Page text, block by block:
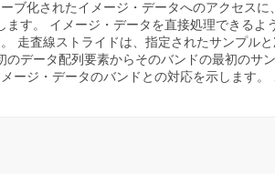
ブ化されたイメージ・データへのアクセスに
す。
イメージ・データを直接処理できるよ
走査線ストライドは、指定されたサンプル
のデータ配列要素からそのバンドの最初のサ
ージ・データのバンドとの対応を示します。